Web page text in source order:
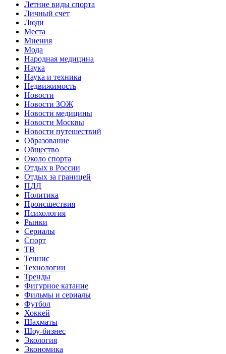
Летние виды спорта
Личный счет
Люди
Места
Мнения
Мода
Народная медицина
Наука
Наука и техника
Недвижимость
Новости
Новости ЗОЖ
Новости медицины
Новости Москвы
Новости путешествий
Образование
Общество
Около спорта
Отдых в России
Отдых за границей
ПДД
Политика
Происшествия
Психология
Рынки
Сериалы
Спорт
ТВ
Теннис
Технологии
Тренды
Фигурное катание
Фильмы и сериалы
Футбол
Хоккей
Шахматы
Шоу-бизнес
Экология
Экономика